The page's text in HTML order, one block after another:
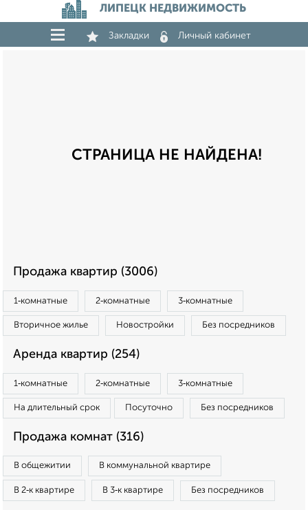
ЛИПЕЦК НЕДВИЖИМОСТЬ
Закладки Личный кабинет
СТРАНИЦА НЕ НАЙДЕНА!
Продажа квартир (3006)
1‑комнатные 2‑комнатные 3‑комнатные
Вторичное жилье Новостройки Без посредников
Аренда квартир (254)
1‑комнатные 2‑комнатные 3‑комнатные
На длительный срок Посуточно Без посредников
Продажа комнат (316)
В общежитии В коммунальной квартире
В 2‑к квартире В 3‑к квартире Без посредников